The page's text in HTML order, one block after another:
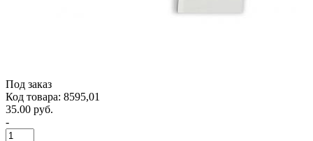
Под заказ
Код товара: 8595,01
35.00 руб.
-